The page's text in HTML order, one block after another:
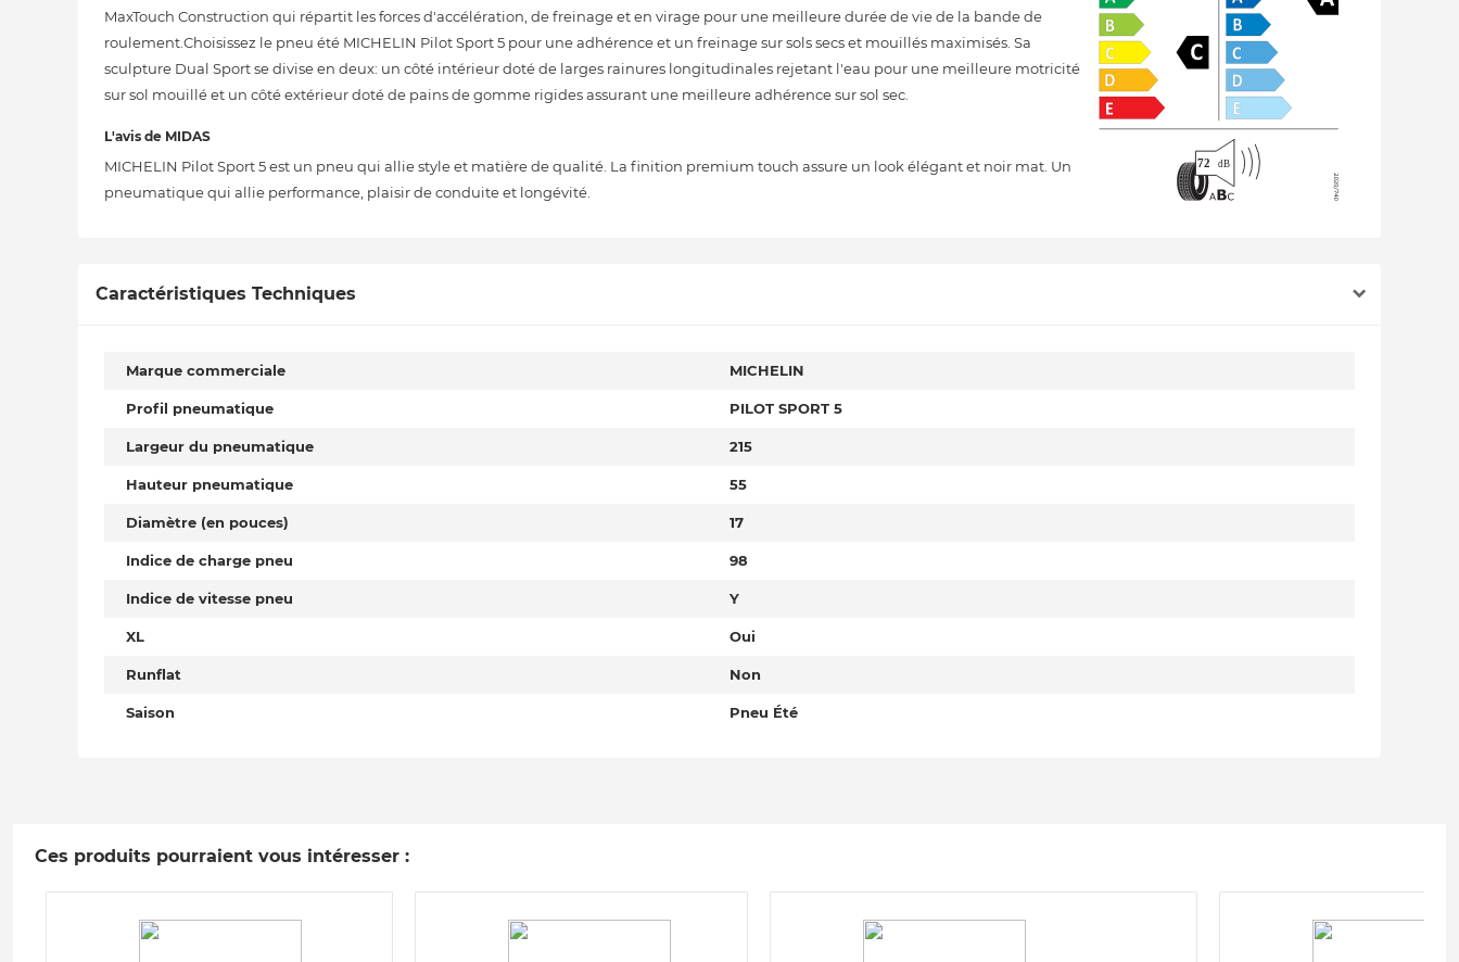
MaxTouch Construction qui répartit les forces d'accélération, de freinage et en virage pour une meilleure durée de vie de la bande de
roulement.Choisissez le pneu été MICHELIN Pilot Sport 5 pour une adhérence et un freinage sur sols secs et mouillés maximisés. Sa
sculpture Dual Sport se divise en deux: un côté intérieur doté de larges rainures longitudinales rejetant l'eau pour une meilleure motricité
sur sol mouillé et un côté extérieur doté de pains de gomme rigides assurant une meilleure adhérence sur sol sec.
L'avis de MIDAS
MICHELIN Pilot Sport 5 est un pneu qui allie style et matière de qualité. La finition premium touch assure un look élégant et noir mat. Un
pneumatique qui allie performance, plaisir de conduite et longévité.
Caractéristiques Techniques
Marque commerciale MICHELIN
Profil pneumatique PILOT SPORT 5
Largeur du pneumatique 215
Hauteur pneumatique 55
Diamètre (en pouces) 17
Indice de charge pneu 98
Indice de vitesse pneu Y
XL Oui
Runflat Non
Saison Pneu Été
Ces produits pourraient vous intéresser :